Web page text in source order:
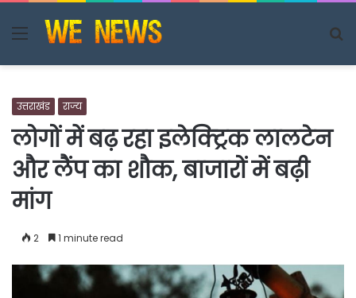
Menu
उत्तराखंड राज्य
लोगों में बढ़ रहा इलेक्ट्रिक लालटेन
और लैंप का शौक, बाजारों में बढ़ी
मांग
2 1 minute read